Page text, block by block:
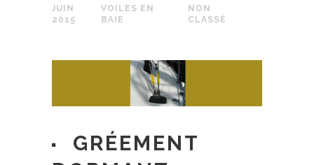
JUIN
2015
VOILES EN
BAIE
NON
CLASSÉ
GRÉEMENT